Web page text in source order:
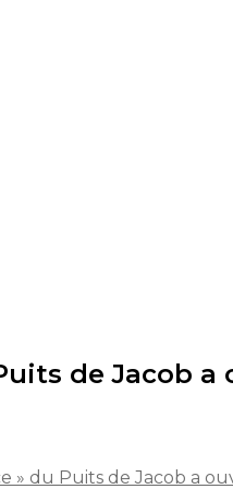
de Jacob
» du Puits de Jacob a